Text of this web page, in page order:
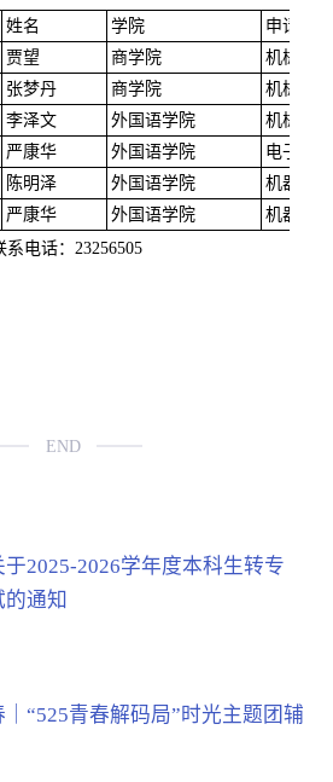
姓名 学院
申请转
贾望 商学院
机械设
张梦丹 商学院
机械设
李泽文 外国语学院
机械设
严康华 外国语学院
电子科
陈明泽 外国语学院
机器人
严康华 外国语学院
机器人
电话：23256505
END
2025-2026学年度本科生转专
通知
“525青春解码局”时光主题团辅